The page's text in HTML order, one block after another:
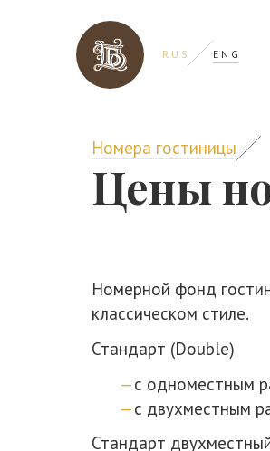
R U S E N G
Номера гостиницы
Цены
Номерной фонд
классическом стиле.
Стандарт (Double)
с одноместным
с двухместным
Стандарт